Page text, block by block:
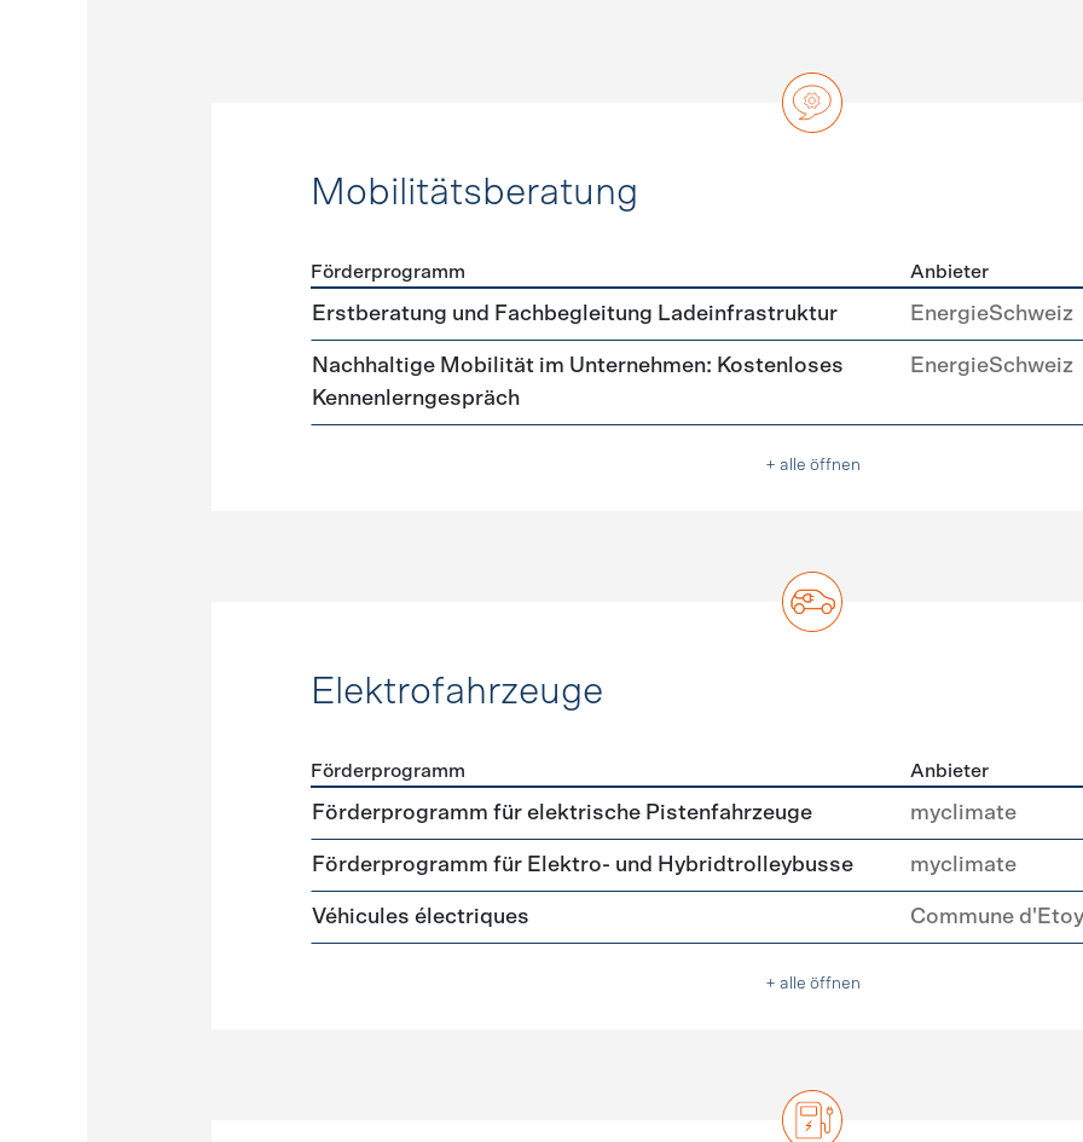
Mobilitätsberatung
Förderprogramme Mobilitätsberatung
Förderprogramm Anbieter
Erstberatung und Fachbegleitung Ladeinfrastruktur EnergieSchweiz
Nachhaltige Mobilität im Unternehmen: Kostenloses
Kennenlerngespräch
EnergieSchweiz
+ alle öffnen
Elektrofahrzeuge
Förderprogramme Elektrofahrzeuge
Förderprogramm Anbieter
Förderprogramm für elektrische Pistenfahrzeuge myclimate
Förderprogramm für Elektro- und Hybridtrolleybusse myclimate
Véhicules électriques Commune d'Etoy
+ alle öffnen